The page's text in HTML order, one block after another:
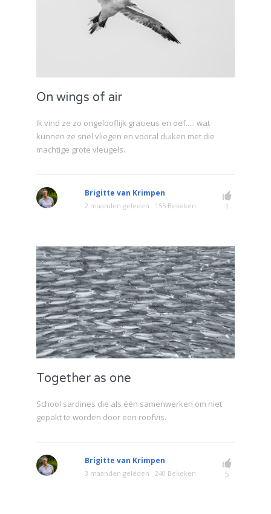
On wings of air
Ik vind ze zo ongelooflijk gracieus en oef..... wat
kunnen ze snel vliegen en vooral duiken met die
machtige grote vleugels.
Brigitte van Krimpen
2 maanden geleden 155 Bekeken 1
Together as one
School sardines die als één samenwerken om niet
gepakt te worden door een roofvis.
Brigitte van Krimpen
3 maanden geleden 240 Bekeken 5